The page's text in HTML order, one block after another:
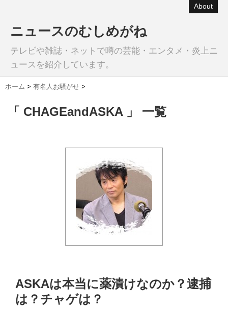
About
ニュースのむしめがね
テレビや雑誌・ネットで噂の芸能・エンタメ・炎上ニ
ュースを紹介しています。
ホーム > 有名人お騒がせ >
「 CHAGEandASKA 」 一覧
ASKAは本当に薬漬けなのか？逮捕
は？チャゲは？